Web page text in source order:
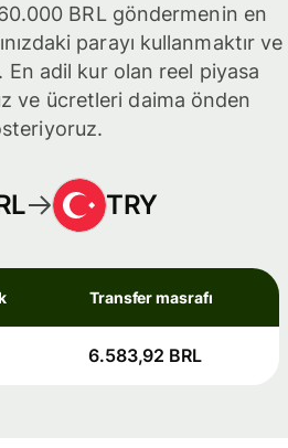
BRL göndermenin en
parayı kullanmaktır ve
adil kur olan reel piyasa
ve ücretleri daima önden
TRY
Transfer masrafı
6.583,92 BRL